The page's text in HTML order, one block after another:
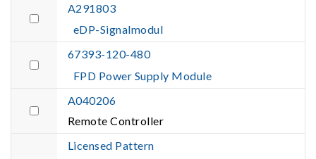
A291803
eDP-Signalmodul
67393-120-480
FPD Power Supply Module
A040206
Remote Controller
Licensed Pattern